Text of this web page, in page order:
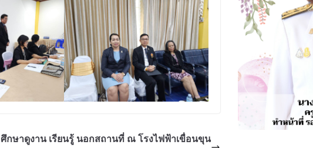
ศึกษาดูงาน เรียนรู้ นอกสถานที่ ณ โรงไฟฟ้าเขื่อนขุน